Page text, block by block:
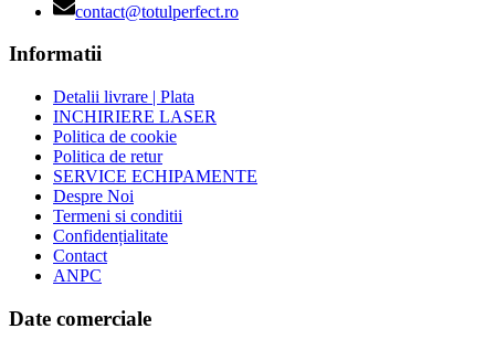
contact@totulperfect.ro
Informatii
Detalii livrare | Plata
INCHIRIERE LASER
Politica de cookie
Politica de retur
SERVICE ECHIPAMENTE
Despre Noi
Termeni si conditii
Confidențialitate
Contact
ANPC
Date comerciale